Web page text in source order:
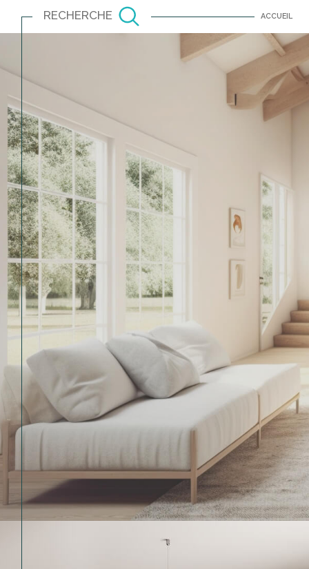
ACCUEIL
RECHERCHE
Louer